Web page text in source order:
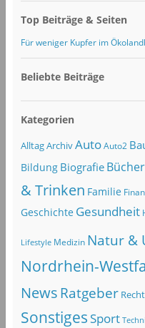
Top Beiträge & Seiten
Für weniger Kupfer im
Beliebte Beiträge
Kategorien
AlltagArchivAuto Auto2
Bildung Biografie Bücher
& Trinken Familie
Geschichte Gesundheit
Lifestyle Medizin Natur &
Nordrhein-
NewsRatgeber Recht
SonstigesSport